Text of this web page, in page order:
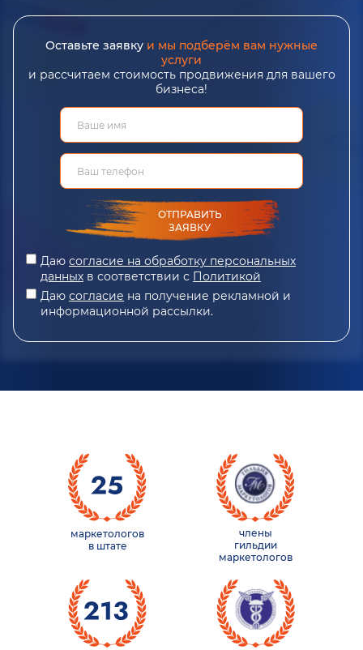
Оставьте заявку и мы подберём вам нужные
услуги
и рассчитаем стоимость продвижения для вашего
бизнеса!
ОТПРАВИТЬ
ЗАЯВКУ
Даю согласие на обработку персональных
данных в соответствии с Политикой
Даю согласие на получение рекламной и
информационной рассылки.
маркетологов
в штате
члены
гильдии
маркетологов